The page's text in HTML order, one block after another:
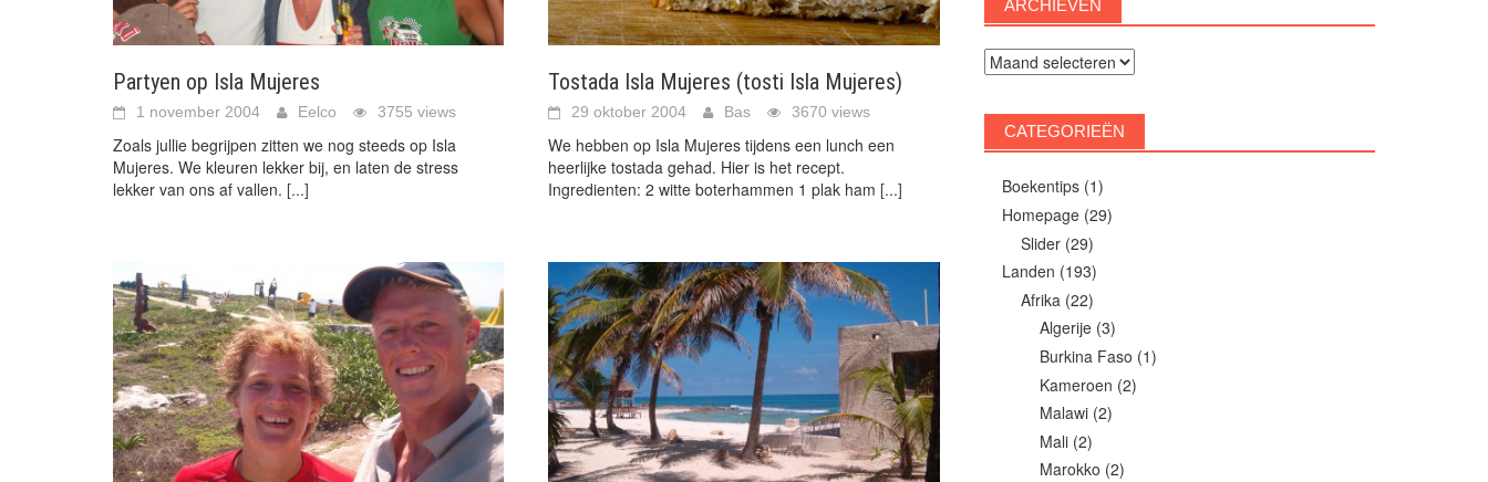
Partyen op Isla Mujeres
1 november 2004 Eelco 3755 views
Zoals jullie begrijpen zitten we nog steeds op Isla
Mujeres. We kleuren lekker bij, en laten de stress
lekker van ons af vallen. [...]
Tostada Isla Mujeres (tosti Isla Mujeres)
29 oktober 2004 Bas 3670 views
We hebben op Isla Mujeres tijdens een lunch een
heerlijke tostada gehad. Hier is het recept.
Ingredienten: 2 witte boterhammen 1 plak ham [...]
ARCHIEVEN
Archieven
CATEGORIEËN
Boekentips (1)
Homepage (29)
Slider (29)
Landen (193)
Afrika (22)
Algerije (3)
Burkina Faso (1)
Kameroen (2)
Malawi (2)
Mali (2)
Marokko (2)